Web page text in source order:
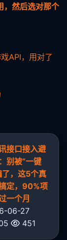
，然后选对那个
API，用对了
接口接入避
别被“一键
了，这5个真
定，90%项
一个月
06-27
451